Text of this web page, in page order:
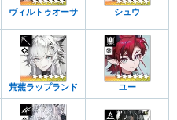
ヴィルトゥオーサ シュウ
荒蕪ラップランド ユー